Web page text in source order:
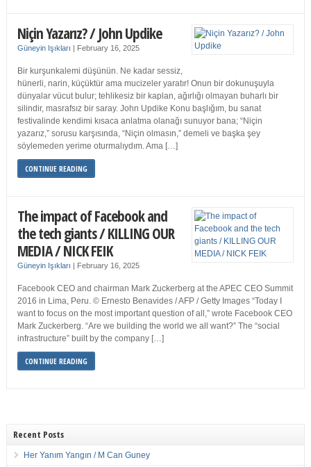
Niçin Yazarız? / John Updike
Güneyin Işıkları | February 16, 2025
Bir kurşunkalemi düşünün. Ne kadar sessiz,
hünerli, narin, küçüktür ama mucizeler yaratır! Onun bir dokunuşuyla
dünyalar vücut bulur; tehlikesiz bir kaplan, ağırlığı olmayan buharlı bir
silindir, masrafsız bir saray. John Updike Konu başlığım, bu sanat
festivalinde kendimi kısaca anlatma olanağı sunuyor bana; “Niçin
yazarız,” sorusu karşısında, “Niçin olmasın,” demeli ve başka şey
söylemeden yerime oturmalıydım. Ama […]
CONTINUE READING
The impact of Facebook and
the tech giants / KILLING OUR
MEDIA / NICK FEIK
Güneyin Işıkları | February 16, 2025
Facebook CEO and chairman Mark Zuckerberg at the APEC CEO Summit
2016 in Lima, Peru. © Ernesto Benavides / AFP / Getty Images “Today I
want to focus on the most important question of all,” wrote Facebook CEO
Mark Zuckerberg. “Are we building the world we all want?” The “social
infrastructure” built by the company […]
CONTINUE READING
Recent Posts
Her Yanım Yangın / M Can Guney